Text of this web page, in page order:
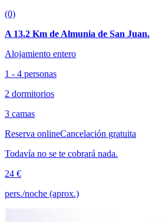
(0)
A 13.2 Km de Almunia de San Juan.
Alojamiento entero
1 - 4 personas
2 dormitorios
3 camas
Reserva onlineCancelación gratuita
Todavía no se te cobrará nada.
24 €
pers./noche (aprox.)